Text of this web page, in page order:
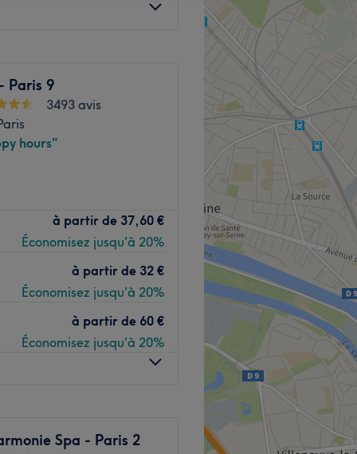
le 9ème
métro Grands
vaste que
une ambiance
bien-être. Vous
Ergoline, Bodycoon,
de la santé et de
Paris 9
3493 avis
hours"
à partir de 37,60 €
Économisez jusqu'à 20%
à partir de 32 €
Économisez jusqu'à 20%
à partir de 60 €
Économisez jusqu'à 20%
Spa - Paris 2